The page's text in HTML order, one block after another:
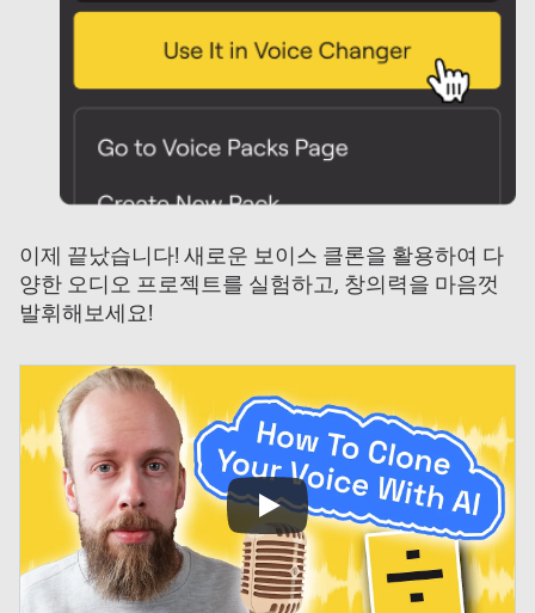
이제 끝났습니다! 새로운 보이스 클론을 활용하여 다
양한 오디오 프로젝트를 실험하고, 창의력을 마음껏
발휘해보세요!